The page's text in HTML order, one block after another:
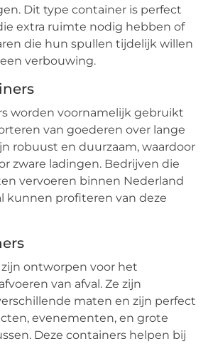
Dit type container is perfect
extra ruimte nodig hebben of
die hun spullen tijdelijk willen
verbouwing.
worden voornamelijk gebruikt
van goederen over lange
robuust en duurzaam, waardoor
zware ladingen. Bedrijven die
vervoeren binnen Nederland
kunnen profiteren van deze
ontworpen voor het
van afval. Ze zijn
maten en zijn perfect
evenementen, en grote
Deze containers helpen bij